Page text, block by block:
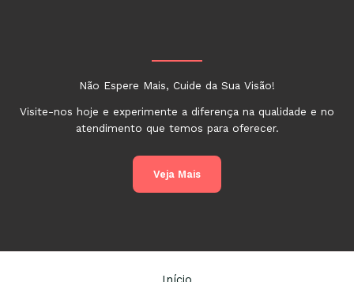
Não Espere Mais, Cuide da Sua Visão!
Visite-nos hoje e experimente a diferença na qualidade e no
atendimento que temos para oferecer.
Veja Mais